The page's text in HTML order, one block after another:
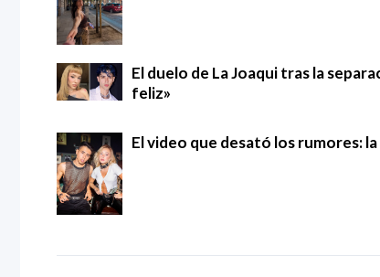
El duelo de La Joaqui tras la
feliz»
El video que desató los rumores: